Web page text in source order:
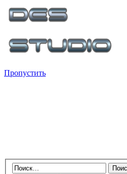
Пропустить